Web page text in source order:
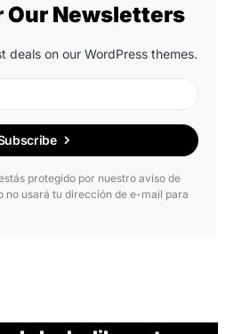
Our Newsletters
deals on our WordPress themes.
protegido por nuestro aviso de
no usará tu dirección de e-mail para